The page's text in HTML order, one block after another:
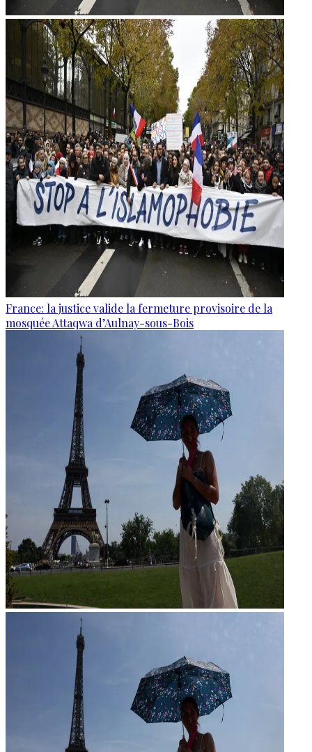
France: la justice valide la fermeture provisoire de la
mosquée Attaqwa d’Aulnay-sous-Bois